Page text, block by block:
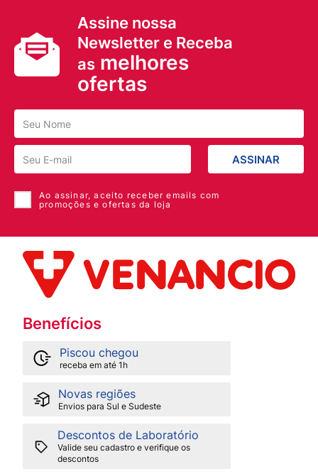
Assine nossa
Newsletter e Receba
as melhores
ofertas
ASSINAR
Ao assinar, aceito receber emails com
promoções e ofertas da loja
Benefícios
Piscou chegou
receba em até 1h
Novas regiões
Envios para Sul e Sudeste
Descontos de Laboratório
Valide seu cadastro e verifique os
descontos